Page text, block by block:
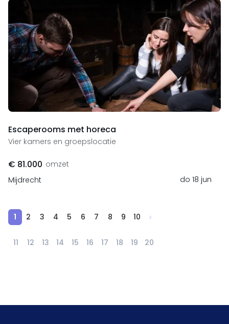
Escaperooms met horeca
Vier kamers en groepslocatie
€ 81.000 omzet
Mijdrecht
do 18 jun
1 2 3 4 5 6 7 8 9 10
11 12 13 14 15 16 17 18 19 20